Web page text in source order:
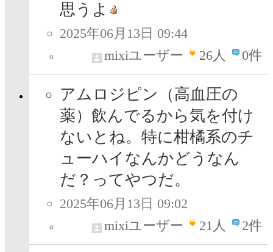
思うよ
2025年06月13日 09:44
mixiユーザー
26人 0件
アムロジピン（高血圧の
薬）飲んでるから気を付け
ないとね。特に柑橘系のチ
ューハイなんかどうなん
だ？ってやつだ。
2025年06月13日 09:02
mixiユーザー
21人 2件